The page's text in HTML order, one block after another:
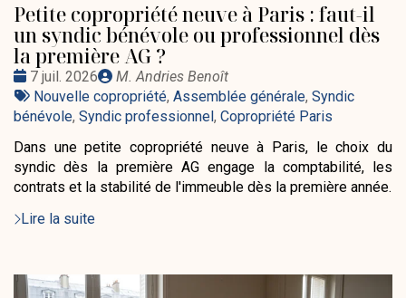
Petite copropriété neuve à Paris : faut-il
un syndic bénévole ou professionnel dès
la première AG ?
Date
:
7 juil. 2026
Publié
par
M. Andries Benoît
Tags
:
Nouvelle copropriété, Assemblée générale, Syndic
bénévole, Syndic professionnel, Copropriété Paris
Dans une petite copropriété neuve à Paris, le choix du
syndic dès la première AG engage la comptabilité, les
contrats et la stabilité de l'immeuble dès la première année.
Lire la suite